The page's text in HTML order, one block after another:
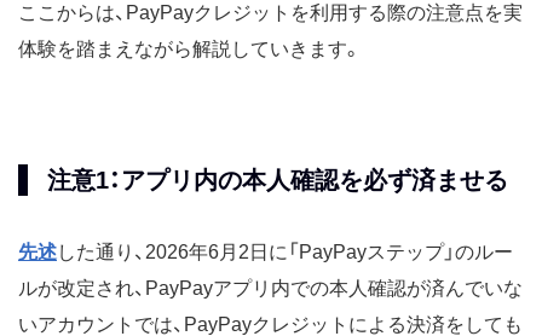
ここからは、PayPayクレジットを利用する際の注意点を実
体験を踏まえながら解説していきます。
注意1：アプリ内の本人確認を必ず済ませる
先述した通り、2026年6月2日に「PayPayステップ」のルー
ルが改定され、PayPayアプリ内での本人確認が済んでいな
いアカウントでは、PayPayクレジットによる決済をしても